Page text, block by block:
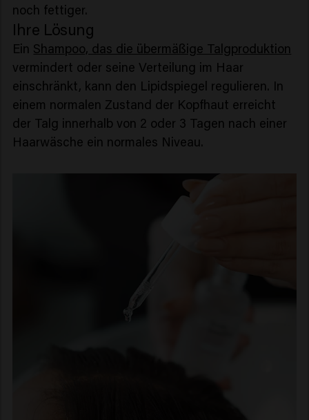
noch fettiger.
Ihre Lösung
Ein Shampoo, das die übermäßige Talgproduktion
vermindert oder seine Verteilung im Haar
einschränkt, kann den Lipidspiegel regulieren. In
einem normalen Zustand der Kopfhaut erreicht
der Talg innerhalb von 2 oder 3 Tagen nach einer
Haarwäsche ein normales Niveau.